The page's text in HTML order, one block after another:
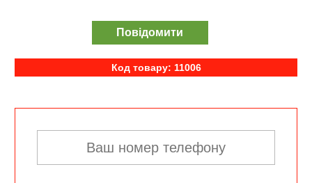
Повідомити
Код товару: 11006